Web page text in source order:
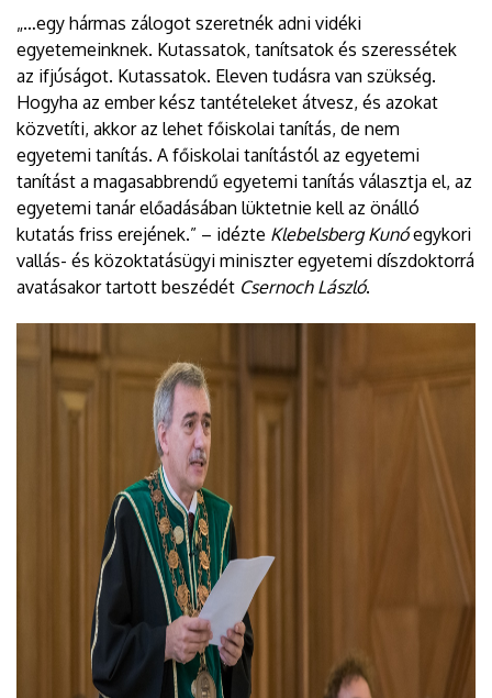
„…egy hármas zálogot szeretnék adni vidéki
egyetemeinknek. Kutassatok, tanítsatok és szeressétek
az ifjúságot. Kutassatok. Eleven tudásra van szükség.
Hogyha az ember kész tantételeket átvesz, és azokat
közvetíti, akkor az lehet főiskolai tanítás, de nem
egyetemi tanítás. A főiskolai tanítástól az egyetemi
tanítást a magasabbrendű egyetemi tanítás választja el, az
egyetemi tanár előadásában lüktetnie kell az önálló
kutatás friss erejének.” – idézte Klebelsberg Kunóegykori
vallás- és közoktatásügyi miniszter egyetemi díszdoktorrá
avatásakor tartott beszédét Csernoch László.